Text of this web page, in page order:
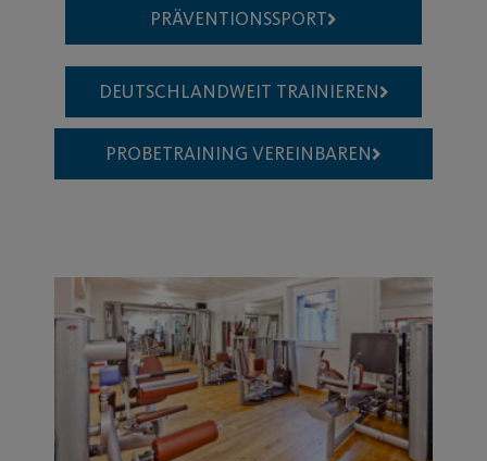
PRÄVENTIONSSPORT
DEUTSCHLANDWEIT TRAINIEREN
PROBETRAINING VEREINBAREN